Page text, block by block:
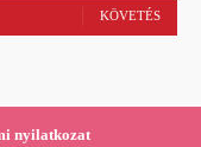
KÖVETÉS
nyilatkozat